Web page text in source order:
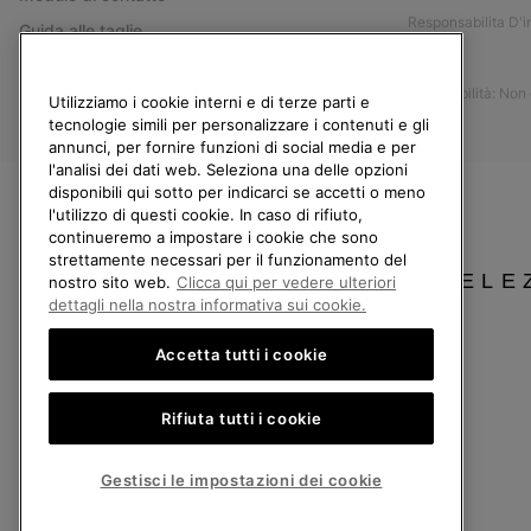
Guida alle taglie
Resi
Recedi dal contratto
I miei ordini
Spedizione
Pagamento
Domande frequenti
Responsabilita
Accessibilità:
Italia
2026 Columbia Sportswear Company. Avenue des Morgines, 12 1213
Politica sulla privacy Termini di utilizzo Condizioni Generali di Vendita
Utilizziamo i cookie interni e di terze parti e
tecnologie simili per personalizzare i contenuti e gli
annunci, per fornire funzioni di social media e per
l'analisi dei dati web. Seleziona una delle opzioni
disponibili qui sotto per indicarci se accetti o meno
l'utilizzo di questi cookie. In caso di rifiuto,
continueremo a impostare i cookie che sono
strettamente necessari per il funzionamento del
nostro sito web. Clicca qui per vedere ulteriori
dettagli nella nostra informativa sui cookie.
Accetta tutti i cookie
Rifiuta tutti i cookie
Gestisci le impostazioni dei cookie